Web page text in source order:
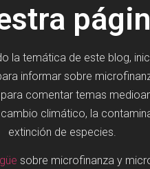
la temática de este blog,
informar sobre
comentar temas
climático, la
extinción de especies.
sobre microfinanza y